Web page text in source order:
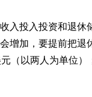
入投入投资和退
增加，要提前把
（以两人为单位